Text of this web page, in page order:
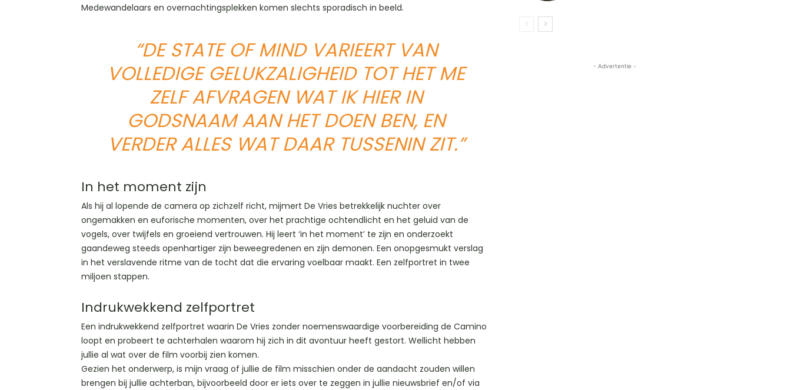
Medewandelaars en overnachtingsplekken komen slechts sporadisch in beeld.
“DE STATE OF MIND VARIEERT VAN
VOLLEDIGE GELUKZALIGHEID TOT HET ME
ZELF AFVRAGEN WAT IK HIER IN
GODSNAAM AAN HET DOEN BEN, EN
VERDER ALLES WAT DAAR TUSSENIN ZIT.”
In het moment zijn
Als hij al lopende de camera op zichzelf richt, mijmert De Vries betrekkelijk nuchter over
ongemakken en euforische momenten, over het prachtige ochtendlicht en het geluid van de
vogels, over twijfels en groeiend vertrouwen. Hij leert ‘in het moment’ te zijn en onderzoekt
gaandeweg steeds openhartiger zijn beweegredenen en zijn demonen. Een onopgesmukt verslag
in het verslavende ritme van de tocht dat die ervaring voelbaar maakt. Een zelfportret in twee
miljoen stappen.
Indrukwekkend zelfportret
Een indrukwekkend zelfportret waarin De Vries zonder noemenswaardige voorbereiding de Camino
loopt en probeert te achterhalen waarom hij zich in dit avontuur heeft gestort. Wellicht hebben
jullie al wat over de film voorbij zien komen.
Gezien het onderwerp, is mijn vraag of jullie de film misschien onder de aandacht zouden willen
brengen bij jullie achterban, bijvoorbeeld door er iets over te zeggen in jullie nieuwsbrief en/of via
- Advertentie -